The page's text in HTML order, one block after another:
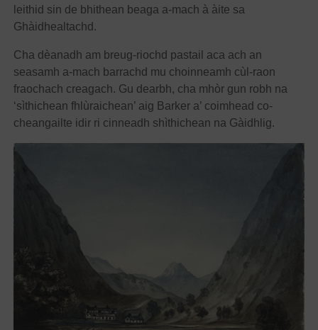
leithid sin de bhithean beaga a-mach à àite sa
Ghàidhealtachd.
Cha dèanadh am breug-riochd pastail aca ach an
seasamh a-mach barrachd mu choinneamh cùl-raon
fraochach creagach. Gu dearbh, cha mhòr gun robh na
‘sìthichean fhlùraichean’ aig Barker a’ coimhead co-
cheangailte idir ri cinneadh shìthichean na Gàidhlig.